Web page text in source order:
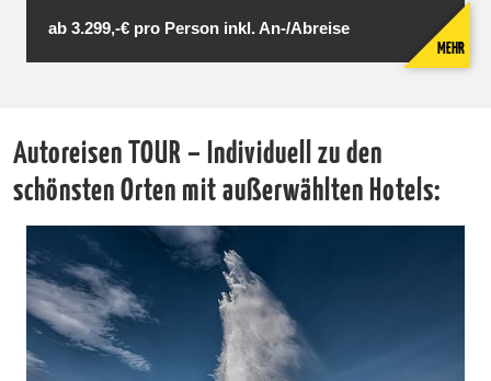
ab 3.299,-€ pro Person inkl. An-/Abreise
MEHR
Autoreisen TOUR – Individuell zu den
schönsten Orten mit außerwählten Hotels: